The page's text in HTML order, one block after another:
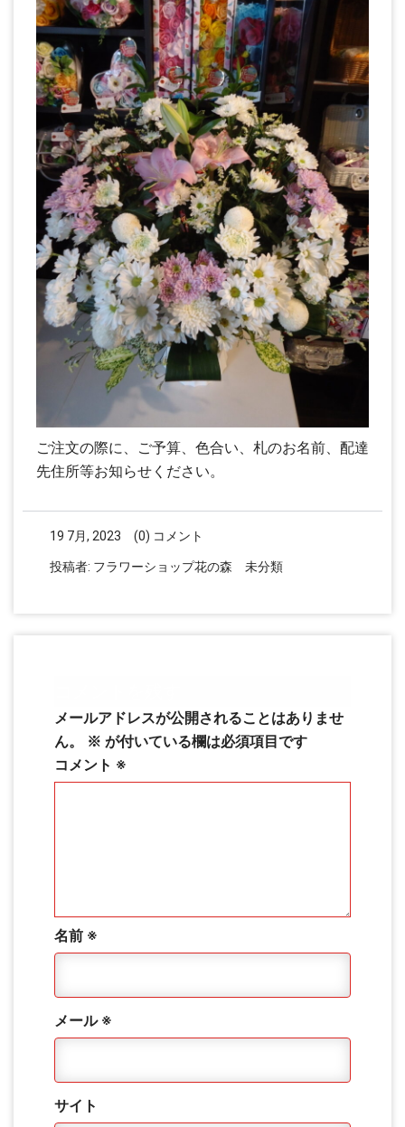
ご注文の際に、ご予算、色合い、札のお名前、配達
先住所等お知らせください。
19 7月, 2023 (0) コメント
投稿者: フラワーショップ花の森 未分類
メールアドレスが公開されることはありませ
ん。
※ が付いている欄は必須項目です
コメント ※
名前 ※
メール ※
サイト